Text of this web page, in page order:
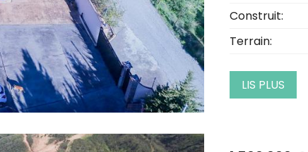
Construit:
Terrain:
LIS PLUS